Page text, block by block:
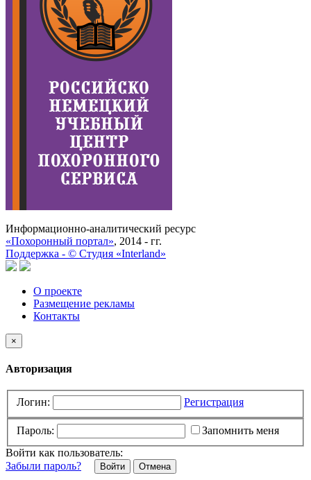
Информационно-аналитический ресурс
«Похоронный портал», 2014 - гг.
Поддержка - © Cтудия «Interland»
О проекте
Размещение рекламы
Контакты
×
Авторизация
Логин: Регистрация
Пароль:
Запомнить меня
Войти как пользователь:
Забыли пароль?
Отмена